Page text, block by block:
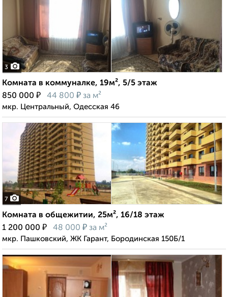
3
Комната в коммуналке, 19м², 5/5 этаж
850 000 ₽ 44 800 ₽ за м²
мкр. Центральный, Одесская 46
7
Комната в общежитии, 25м², 16/18 этаж
1 200 000 ₽ 48 000 ₽ за м²
мкр. Пашковский, ЖК Гарант, Бородинская 150Б/1